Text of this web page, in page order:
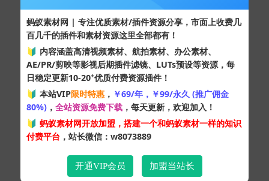
Copyright © 2024 蚂蚁素材网
- 版权所有 All rights reserved.
粤ICP备19095528号
XML网站地图HTML网站地图百度地图
SQL：43|Pages：0.34091s
蚂蚁素材网 | 专注优质素材/插件资源分享，市面上收费几
百几千的插件和素材资源这里全部都有！
🔰 内容涵盖高清视频素材、航拍素材、办公素材、
AE/PR/剪映等影视后期插件滤镜、LUTs预设等资源，每
日稳定更新10-20+优质付费资源插件！
🔰 本站VIP限时特惠 ， ￥69/年，￥99/永久 (推广佣金
80%) ， 全站资源免费下载 ，每天更新，欢迎加入！
🔰 蚂蚁素材网开放加盟，搭建一个和蚂蚁素材一样的知识
付费平台 ，站长微信：w8073889
开通VIP会员 加盟当站长